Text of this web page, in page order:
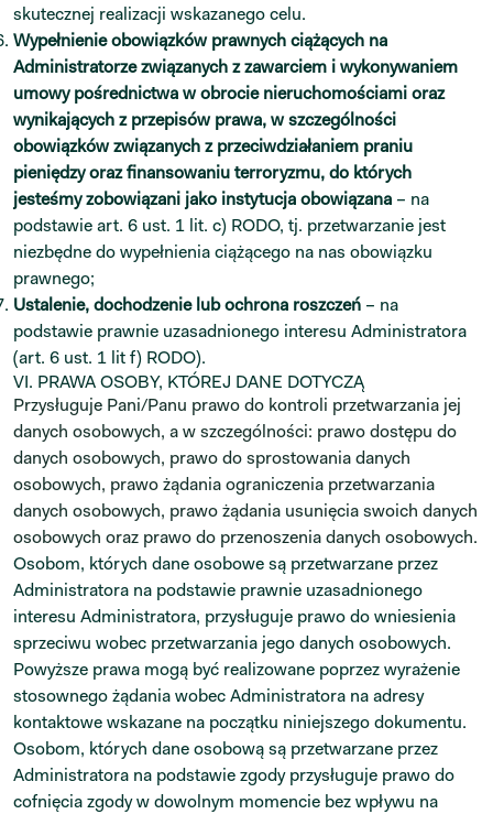
skutecznej realizacji wskazanego celu.
Wypełnienie obowiązków prawnych ciążących na
Administratorze związanych z zawarciem i wykonywaniem
umowy pośrednictwa w obrocie nieruchomościami oraz
wynikających z przepisów prawa, w szczególności
obowiązków związanych z przeciwdziałaniem praniu
pieniędzy oraz finansowaniu terroryzmu, do których
jesteśmy zobowiązani jako instytucja obowiązana – na
podstawie art. 6 ust. 1 lit. c) RODO, tj. przetwarzanie jest
niezbędne do wypełnienia ciążącego na nas obowiązku
prawnego;
Ustalenie, dochodzenie lub ochrona roszczeń – na
podstawie prawnie uzasadnionego interesu Administratora
(art. 6 ust. 1 lit f) RODO).
VI. PRAWA OSOBY, KTÓREJ DANE DOTYCZĄ
Przysługuje Pani/Panu prawo do kontroli przetwarzania jej
danych osobowych, a w szczególności: prawo dostępu do
danych osobowych, prawo do sprostowania danych
osobowych, prawo żądania ograniczenia przetwarzania
danych osobowych, prawo żądania usunięcia swoich danych
osobowych oraz prawo do przenoszenia danych osobowych.
Osobom, których dane osobowe są przetwarzane przez
Administratora na podstawie prawnie uzasadnionego
interesu Administratora, przysługuje prawo do wniesienia
sprzeciwu wobec przetwarzania jego danych osobowych.
Powyższe prawa mogą być realizowane poprzez wyrażenie
stosownego żądania wobec Administratora na adresy
kontaktowe wskazane na początku niniejszego dokumentu.
Osobom, których dane osobową są przetwarzane przez
Administratora na podstawie zgody przysługuje prawo do
cofnięcia zgody w dowolnym momencie bez wpływu na